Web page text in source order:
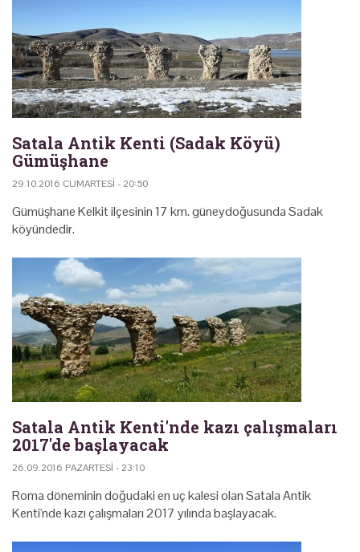
Satala Antik Kenti (Sadak Köyü)
Gümüşhane
29.10.2016 CUMARTESI - 20:50
Gümüşhane Kelkit ilçesinin 17 km. güneydoğusunda Sadak
köyündedir.
Satala Antik Kenti'nde kazı çalışmaları
2017'de başlayacak
26.09.2016 PAZARTESI - 23:10
Roma döneminin doğudaki en uç kalesi olan Satala Antik
Kenti'nde kazı çalışmaları 2017 yılında başlayacak.